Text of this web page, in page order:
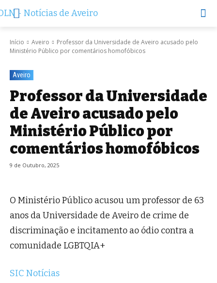
Início Aveiro
Professor da Universidade de Aveiro acusado pelo
Ministério Público por comentários homofóbicos
Aveiro
Professor da Universidade
de Aveiro acusado pelo
Ministério Público por
comentários homofóbicos
9 de Outubro, 2025
O Ministério Público acusou um professor de 63
anos da Universidade de Aveiro de crime de
discriminação e incitamento ao ódio contra a
comunidade LGBTQIA+
SIC Notícias